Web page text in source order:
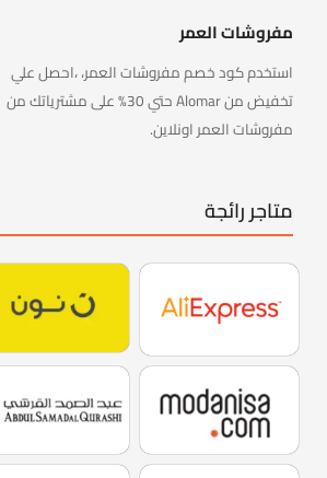
مفروشات العمر
استخدم كود خصم مفروشات العمر، ،احصل علي
تخفيض من Alomar حتي 30% على مشترياتك من
مفروشات العمر اونلاين.
متاجر رائجة